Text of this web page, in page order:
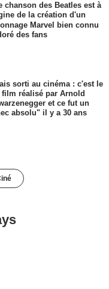
chanson des Beatles est à
de la création d'un
Marvel bien connu
des fans
sorti au cinéma : c'est le
film réalisé par Arnold
et ce fut un
absolu" il y a 30 ans